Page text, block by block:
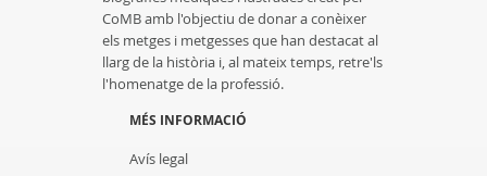
CoMB amb l'objectiu de donar a conèixer
els metges i metgesses que han destacat al
llarg de la història i, al mateix temps, retre'ls
l'homenatge de la professió.
MÉS INFORMACIÓ
Avís legal